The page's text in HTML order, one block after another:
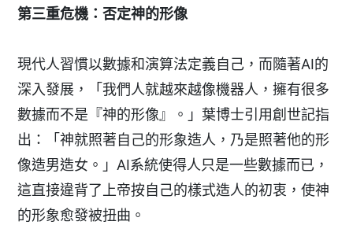
第三重危機：否定神的形像
現代人習慣以數據和演算法定義自己，而隨著AI的
深入發展，「我們人就越來越像機器人，擁有很多
數據而不是『神的形像』。」葉博士引用創世記指
出：「神就照著自己的形象造人，乃是照著他的形
像造男造女。」AI系統使得人只是一些數據而已，
這直接違背了上帝按自己的樣式造人的初衷，使神
的形象愈發被扭曲。